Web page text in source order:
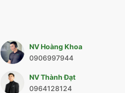
NV Hoàng Khoa
0906997944
NV Thành Đạt
0964128124